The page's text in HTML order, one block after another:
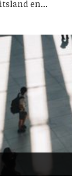
en...